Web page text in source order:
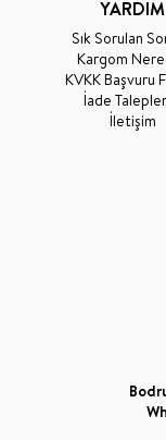
YARDIM
Sık Sorulan
Kargom
KVKK Başvuru
İade
İletişim